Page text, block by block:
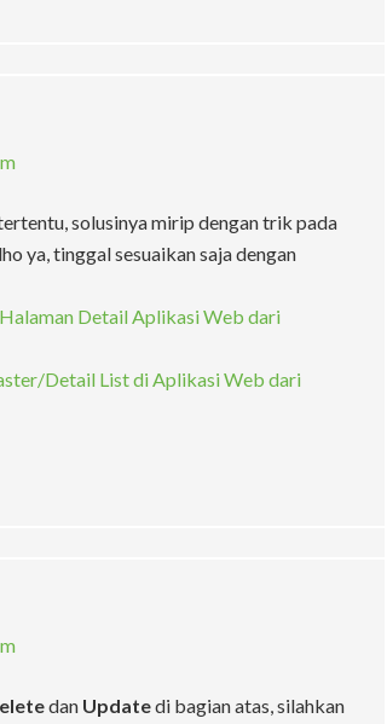
solusinya mirip dengan trik pada
ya, tinggal sesuaikan saja dengan
Detail Aplikasi Web dari
Detail List di Aplikasi Web dari
dan Updatedi bagian atas, silahkan